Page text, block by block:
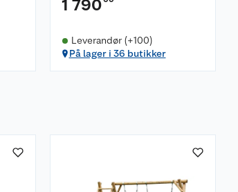
1 790
Leverandør (+100)
På lager i 36 butikker